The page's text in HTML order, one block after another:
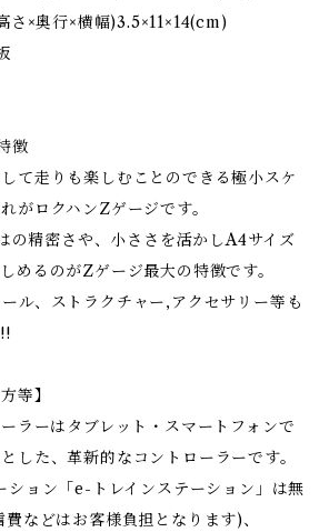
さ×奥行×横幅)3.5×11×14(cm)
徴
て走りも楽しむことのできる極小スケ
がロクハンZゲージです。
の精密さや、小ささを活かしA4サイズ
めるのがZゲージ最大の特徴です。
ル、ストラクチャー,アクセサリー等も
等】
ラーはタブレット・スマートフォンで
した、革新的なコントローラーです。
ション「e-トレインステーション」は無
などはお客様負担となります)、